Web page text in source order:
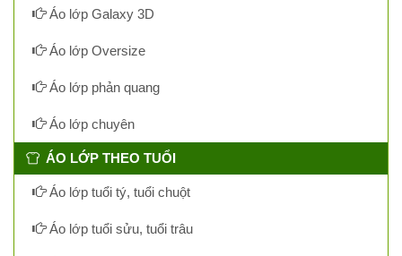
Áo lớp Galaxy 3D
Áo lớp Oversize
Áo lớp phản quang
Áo lớp chuyên
ÁO LỚP THEO TUỔI
Áo lớp tuổi tý, tuổi chuột
Áo lớp tuổi sửu, tuổi trâu